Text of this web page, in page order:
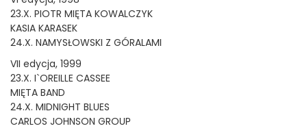
23.X. PIOTR MIĘTA KOWALCZYK
KASIA KARASEK
24.X. NAMYSŁOWSKI Z GÓRALAMI
VII edycja, 1999
23.X. I`OREILLE CASSEE
MIĘTA BAND
24.X. MIDNIGHT BLUES
CARLOS JOHNSON GROUP